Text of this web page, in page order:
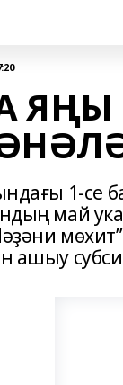
ЯҢЫ
1-се
май
ашыу